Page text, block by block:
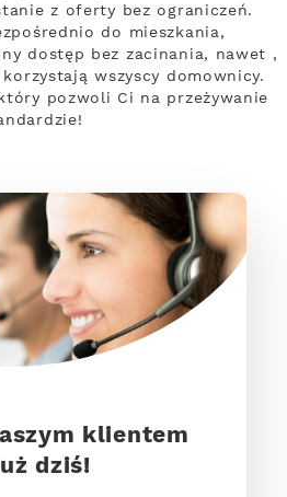
z oferty bez ograniczeń.
do mieszkania,
dostęp bez zacinania, nawet ,
wszyscy domownicy.
pozwoli Ci na przeżywanie
klientem
dziś!